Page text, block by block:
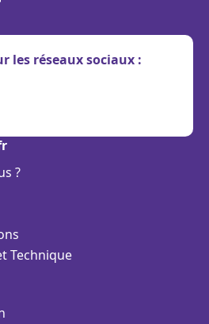
les réseaux sociaux :
?
Technique